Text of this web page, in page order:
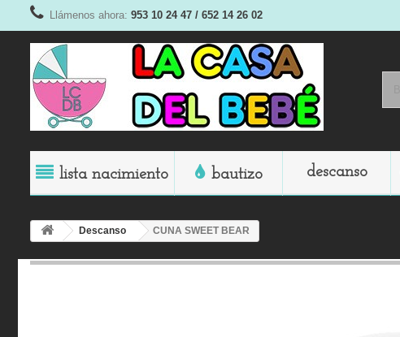
Llámenos ahora: 953 10 24 47 / 652 14 26 02
lista nacimiento bautizo descanso
Descanso CUNA SWEET BEAR